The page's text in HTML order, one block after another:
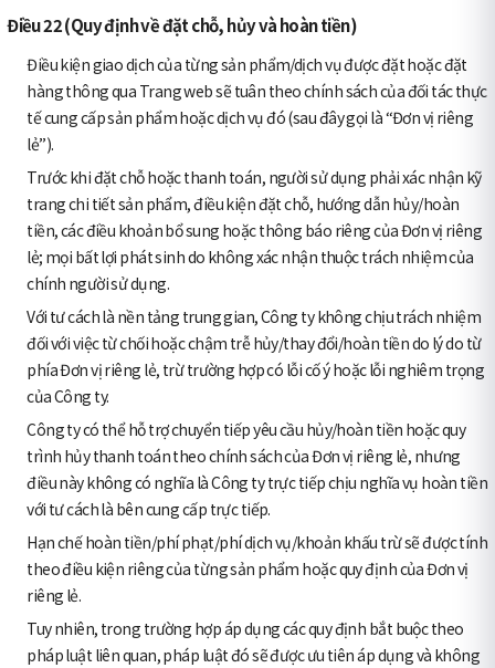
Điều 22 (Quy định về đặt chỗ, hủy và hoàn tiền)
Điều kiện giao dịch của từng sản phẩm/dịch vụ được đặt hoặc đặt
hàng thông qua Trang web sẽ tuân theo chính sách của đối tác thực
tế cung cấp sản phẩm hoặc dịch vụ đó (sau đây gọi là “Đơn vị riêng
lẻ”).
Trước khi đặt chỗ hoặc thanh toán, người sử dụng phải xác nhận kỹ
trang chi tiết sản phẩm, điều kiện đặt chỗ, hướng dẫn hủy/hoàn
tiền, các điều khoản bổ sung hoặc thông báo riêng của Đơn vị riêng
lẻ; mọi bất lợi phát sinh do không xác nhận thuộc trách nhiệm của
chính người sử dụng.
Với tư cách là nền tảng trung gian, Công ty không chịu trách nhiệm
đối với việc từ chối hoặc chậm trễ hủy/thay đổi/hoàn tiền do lý do từ
phía Đơn vị riêng lẻ, trừ trường hợp có lỗi cố ý hoặc lỗi nghiêm trọng
của Công ty.
Công ty có thể hỗ trợ chuyển tiếp yêu cầu hủy/hoàn tiền hoặc quy
trình hủy thanh toán theo chính sách của Đơn vị riêng lẻ, nhưng
điều này không có nghĩa là Công ty trực tiếp chịu nghĩa vụ hoàn tiền
với tư cách là bên cung cấp trực tiếp.
Hạn chế hoàn tiền/phí phạt/phí dịch vụ/khoản khấu trừ sẽ được tính
theo điều kiện riêng của từng sản phẩm hoặc quy định của Đơn vị
riêng lẻ.
Tuy nhiên, trong trường hợp áp dụng các quy định bắt buộc theo
pháp luật liên quan, pháp luật đó sẽ được ưu tiên áp dụng và không